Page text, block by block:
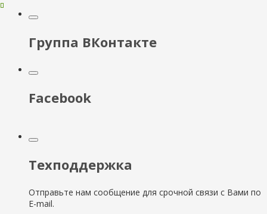
Группа ВКонтакте
Facebook
Техподдержка
Отправьте нам сообщение для срочной связи с Вами по
E-mail.